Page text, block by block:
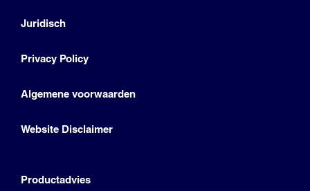
Juridisch
Privacy Policy
Algemene voorwaarden
Website Disclaimer
Productadvies